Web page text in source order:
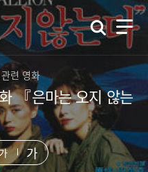
련 영화
『은마는 오지 않는
가